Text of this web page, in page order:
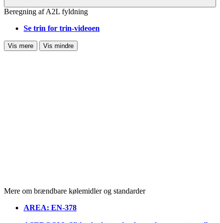
Beregning af A2L fyldning
Se trin for trin-videoen
Vis mere Vis mindre
Mere om brændbare kølemidler og standarder
AREA: EN-378